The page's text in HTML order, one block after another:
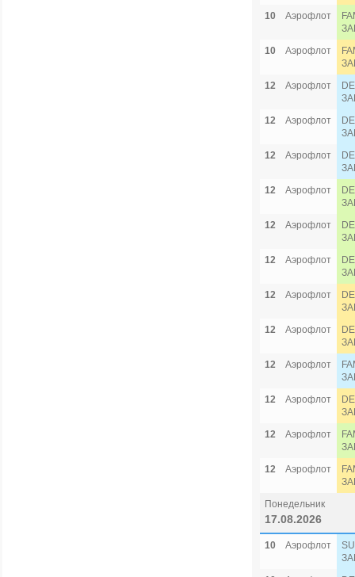
10
Аэрофлот
10
Аэрофлот
12
Аэрофлот
12
Аэрофлот
12
Аэрофлот
12
Аэрофлот
12
Аэрофлот
12
Аэрофлот
12
Аэрофлот
12
Аэрофлот
12
Аэрофлот
12
Аэрофлот
12
Аэрофлот
12
Аэрофлот
Понедельник
17.08.2026
10 Аэрофлот